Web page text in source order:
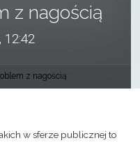
z nagością
z nagością
w sferze publicznej to